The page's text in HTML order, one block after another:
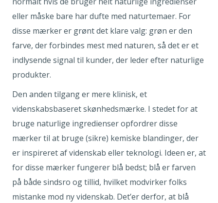
eller måske bare har dufte med naturtemaer. For
disse mærker er grønt det klare valg: grøn er den
farve, der forbindes mest med naturen, så det er et
indlysende signal til kunder, der leder efter naturlige
produkter.
Den anden tilgang er mere klinisk, et
videnskabsbaseret skønhedsmærke. I stedet for at
bruge naturlige ingredienser opfordrer disse
mærker til at bruge (sikre) kemiske blandinger, der
er inspireret af videnskab eller teknologi. Ideen er, at
for disse mærker fungerer blå bedst; blå er farven
på både sindsro og tillid, hvilket modvirker folks
mistanke mod ny videnskab. Det’er derfor, at blå